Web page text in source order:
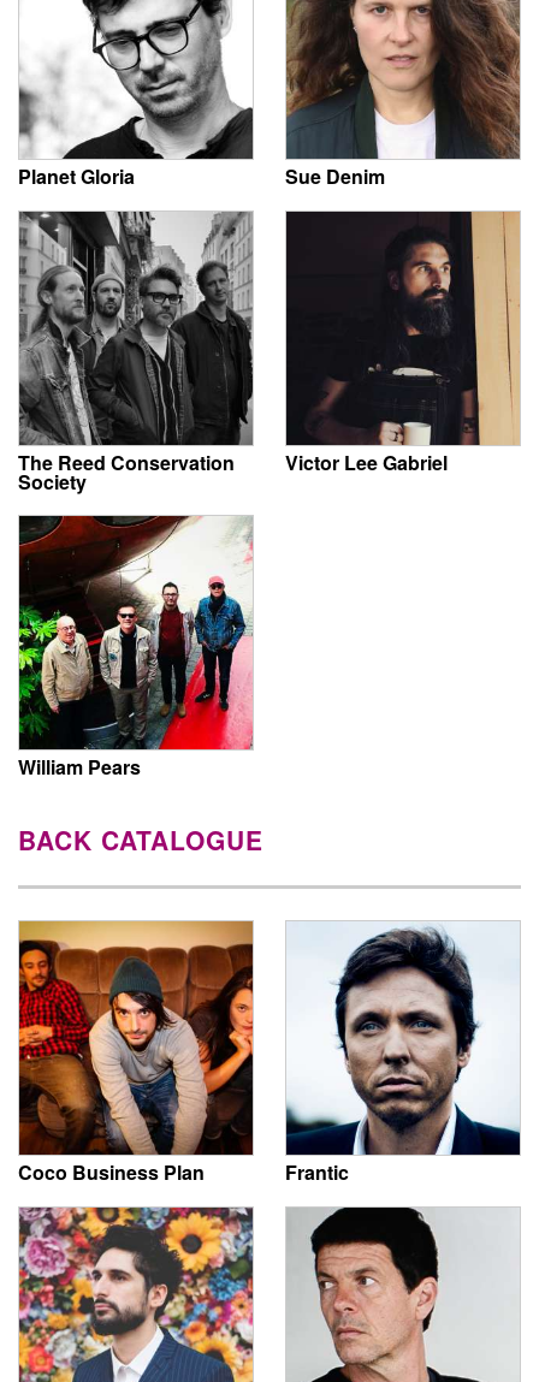
Planet Gloria Sue Denim
The Reed Conservation
Society
Victor Lee Gabriel
William Pears
BACK CATALOGUE
Coco Business Plan Frantic